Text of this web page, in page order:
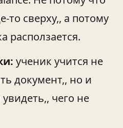
то сверху,, а потому
расползается.
ученик учится не
документ,, но и
чего не